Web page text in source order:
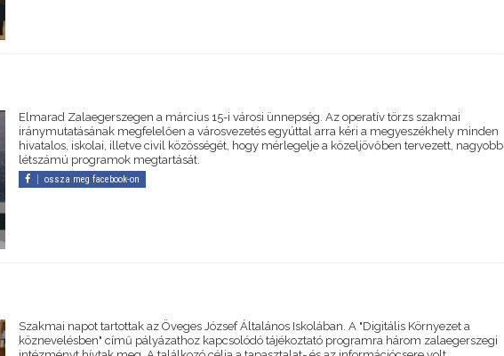
Elmarad Zalaegerszegen a március 15-i városi ünnepség. Az operatív törzs szakmai
iránymutatásának megfelelően a városvezetés egyúttal arra kéri a megyeszékhely minden
hivatalos, iskolai, illetve civil közösségét, hogy mérlegelje a közeljövőben tervezett, nagyobb
létszámú programok megtartását.
ossza meg facebook-on
Szakmai napot tartottak az Öveges József Általános Iskolában. A "Digitális Környezet a
köznevelésben" című pályázathoz kapcsolódó tájékoztató programra három zalaegerszegi